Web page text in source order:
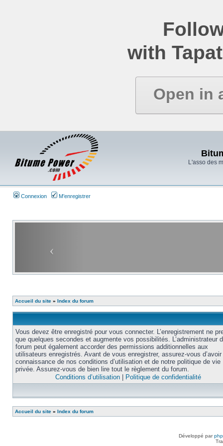
with
Open in
L'asso des
Connexion M’enregistrer
Accueil du site » Index du forum
Vous devez être enregistré pour vous connecter. L’enregistrement ne
que quelques secondes et augmente vos possibilités. L’administrateur
forum peut également accorder des permissions additionnelles aux
utilisateurs enregistrés. Avant de vous enregistrer, assurez-vous
connaissance de nos conditions d’utilisation et de notre politique de vie
privée. Assurez-vous de bien lire tout le règlement du forum.
Conditions d’utilisation
Politique de confidentialité
Accueil du site » Index du forum
Développé par